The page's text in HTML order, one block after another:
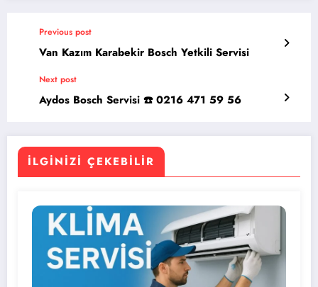
Previous post
Van Kazım Karabekir Bosch Yetkili Servisi
Next post
Aydos Bosch Servisi ☎️ 0216 471 59 56
İLGINIZI ÇEKEBILIR